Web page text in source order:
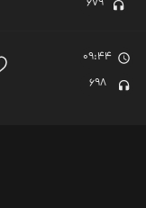
679
09:44
698